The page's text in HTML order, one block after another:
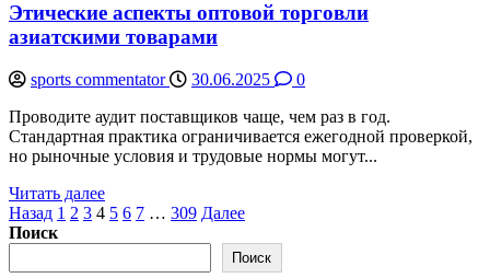
Этические аспекты оптовой торговли
азиатскими товарами
sports commentator 30.06.2025
0
Проводите аудит поставщиков чаще, чем раз в год.
Стандартная практика ограничивается ежегодной проверкой,
но рыночные условия и трудовые нормы могут...
Читать далее
Пагинация
записей
Назад 1 2 3 4 5 6 7 … 309 Далее
Поиск
Поиск